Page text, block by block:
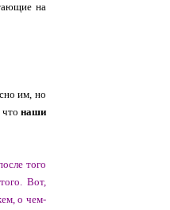
на
им, но
наши
того
Вот,
о чем-